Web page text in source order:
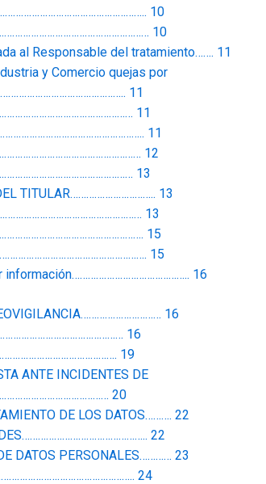
10
10
al Responsable del tratamiento……. 11
y Comercio quejas por
11
11
11
12
13
TITULAR………………………….. 13
13
15
15
información…………………………………….. 16
16
16
19
ANTE INCIDENTES DE
20
DE LOS DATOS………. 22
22
DATOS PERSONALES………… 23
24